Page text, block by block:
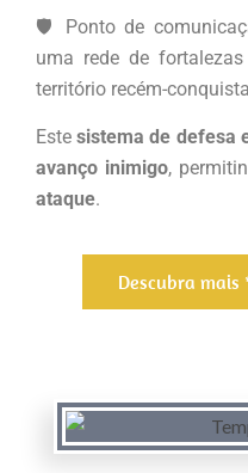
🛡️ Ponto de
uma rede de
território recém-
Estesistema de defesa
avanço inimigo,
ataque.
Descubra